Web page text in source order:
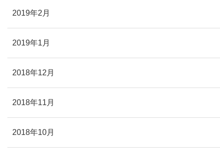
2019年2月
2019年1月
2018年12月
2018年11月
2018年10月